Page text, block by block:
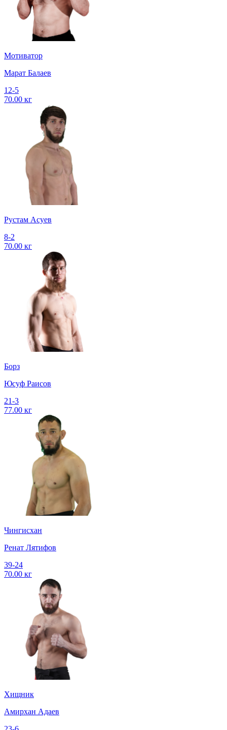
Мотиватор
Марат Балаев
12-5
70.00 кг
Рустам Асуев
8-2
70.00 кг
Борз
Юсуф Раисов
21-3
77.00 кг
Чингисхан
Ренат Лятифов
39-24
70.00 кг
Хищник
Амирхан Адаев